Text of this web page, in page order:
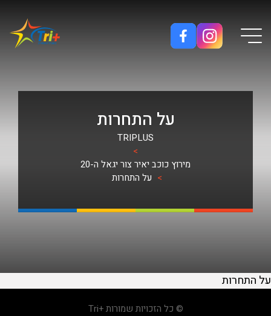
Button used only for devices with a small screen
על התחרות
TRIPLUS
>
מירוץ כוכב יאיר צור יגאל ה-20
> על התחרות
על התחרות
© כל הזכויות שמורות +Tri